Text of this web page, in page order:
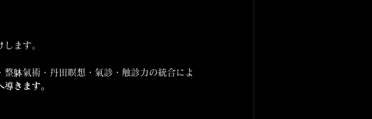
します。
躰氣術・丹田瞑想・氣診・触診力の統合によ
きます。